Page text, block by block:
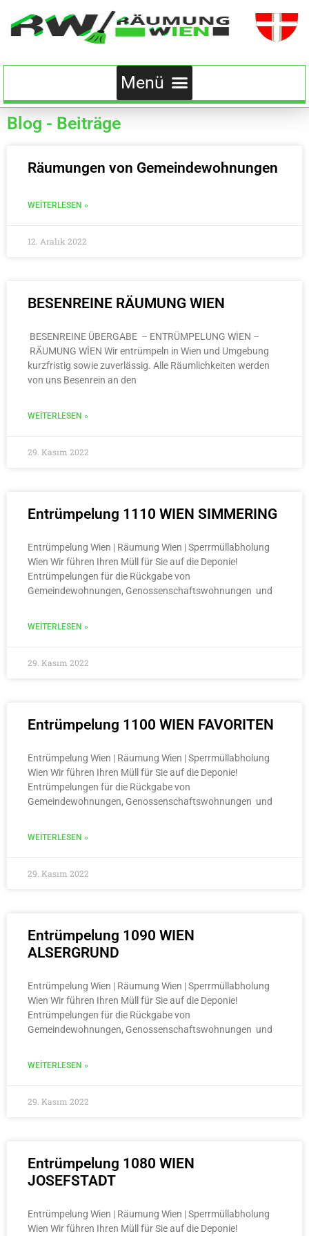
Blog - Beiträge
Räumungen von Gemeindewohnungen
WEITERLESEN »
12. Aralık 2022
BESENREINE RÄUMUNG WIEN
BESENREINE ÜBERGABE – ENTRÜMPELUNG WİEN –
RÄUMUNG WİEN Wir entrümpeln in Wien und Umgebung
kurzfristig sowie zuverlässig. Alle Räumlichkeiten werden
von uns Besenrein an den
WEITERLESEN »
29. Kasım 2022
Entrümpelung 1110 WIEN SIMMERING
Entrümpelung Wien | Räumung Wien | Sperrmüllabholung
Wien Wir führen Ihren Müll für Sie auf die Deponie!
Entrümpelungen für die Rückgabe von
Gemeindewohnungen, Genossenschaftswohnungen und
WEITERLESEN »
29. Kasım 2022
Entrümpelung 1100 WIEN FAVORITEN
Entrümpelung Wien | Räumung Wien | Sperrmüllabholung
Wien Wir führen Ihren Müll für Sie auf die Deponie!
Entrümpelungen für die Rückgabe von
Gemeindewohnungen, Genossenschaftswohnungen und
WEITERLESEN »
29. Kasım 2022
Entrümpelung 1090 WIEN
ALSERGRUND
Entrümpelung Wien | Räumung Wien | Sperrmüllabholung
Wien Wir führen Ihren Müll für Sie auf die Deponie!
Entrümpelungen für die Rückgabe von
Gemeindewohnungen, Genossenschaftswohnungen und
WEITERLESEN »
29. Kasım 2022
Entrümpelung 1080 WIEN
JOSEFSTADT
Entrümpelung Wien | Räumung Wien | Sperrmüllabholung
Wien Wir führen Ihren Müll für Sie auf die Deponie!